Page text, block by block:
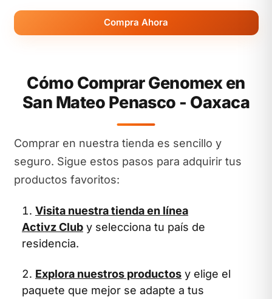
Compra Ahora
Cómo Comprar Genomex en
San Mateo Penasco - Oaxaca
Comprar en nuestra tienda es sencillo y
seguro. Sigue estos pasos para adquirir tus
productos favoritos:
Visita nuestra tienda en línea
Activz Club y selecciona tu país de
residencia.
Explora nuestros productos y elige el
paquete que mejor se adapte a tus